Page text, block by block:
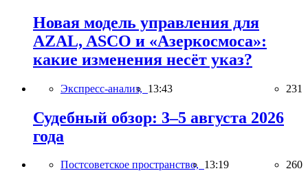
Новая модель управления для
AZAL, ASCO и «Азеркосмоса»:
какие изменения несёт указ?
Экспресс-анализ, 13:43 231
Судебный обзор: 3–5 августа 2026
года
Постсоветское пространство, 13:19 260